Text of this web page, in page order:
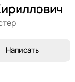
Написать